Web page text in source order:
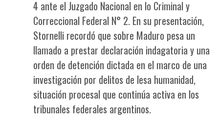
4 ante el Juzgado Nacional en lo Criminal y
Correccional Federal N° 2. En su presentación,
Stornelli recordó que sobre Maduro pesa un
llamado a prestar declaración indagatoria y una
orden de detención dictada en el marco de una
investigación por delitos de lesa humanidad,
situación procesal que continúa activa en los
tribunales federales argentinos.